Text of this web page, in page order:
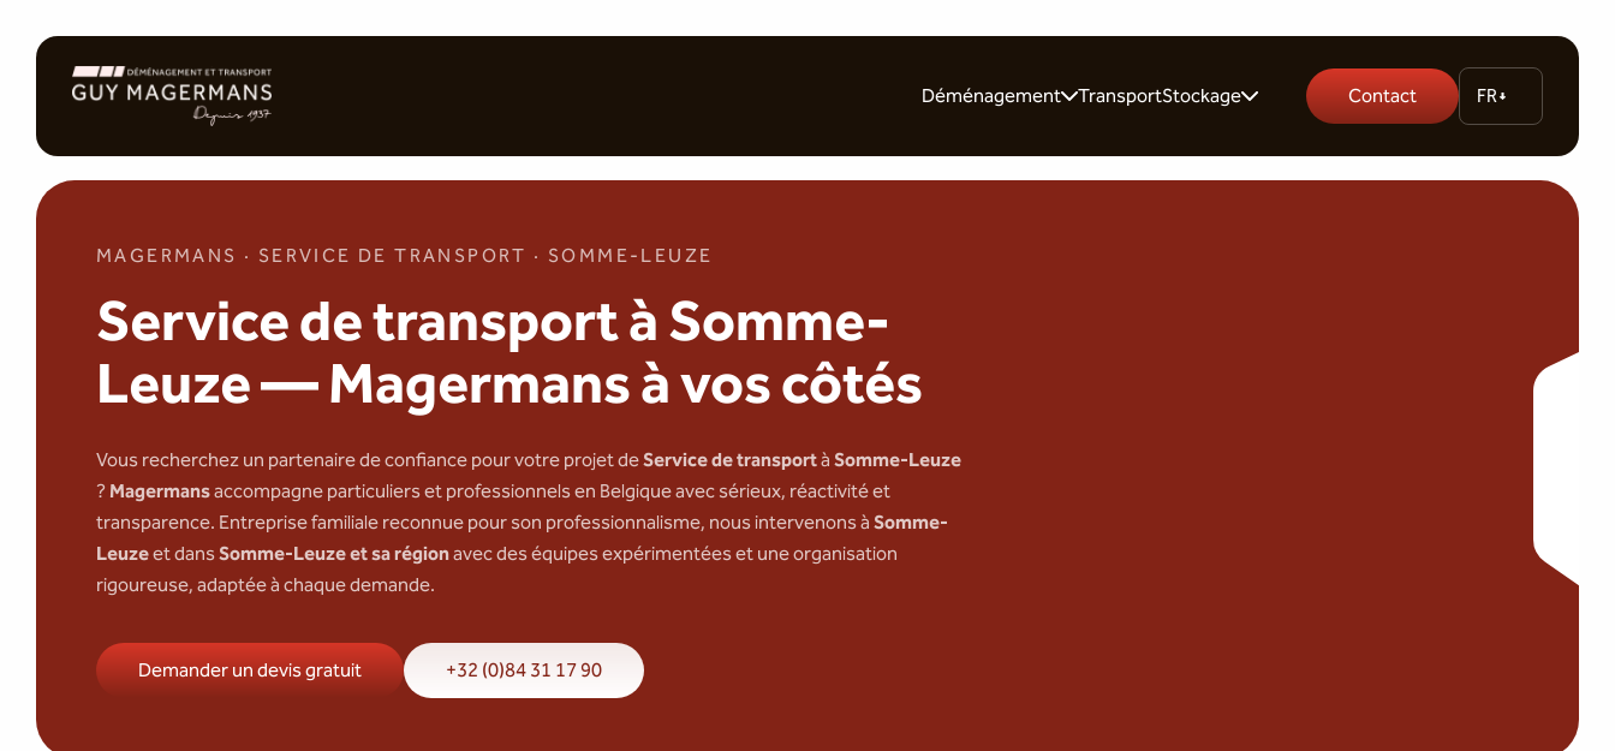
Déménagement
Pour les particuliers
TransportStockage
Garde-meuble
Contact FR
MAGERMANS · SERVICE DE TRANSPORT · SOMME-LEUZE
Service de transport à Somme-
Leuze — Magermans à vos côtés
Vous recherchez un partenaire de confiance pour votre projet deService de transportà Somme-Leuze
? Magermansaccompagne particuliers et professionnels en Belgique avec sérieux, réactivité et
transparence. Entreprise familiale reconnue pour son professionnalisme, nous intervenons à Somme-
Leuzeet dansSomme-Leuze et sa régionavec des équipes expérimentées et une organisation
rigoureuse, adaptée à chaque demande.
Demander un devis gratuit +32 (0)84 31 17 90